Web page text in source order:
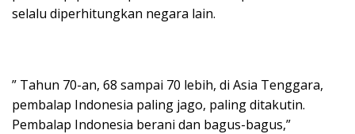
selalu diperhitungkan negara lain.
” Tahun 70-an, 68 sampai 70 lebih, di Asia Tenggara,
pembalap Indonesia paling jago, paling ditakutin.
Pembalap Indonesia berani dan bagus-bagus,”